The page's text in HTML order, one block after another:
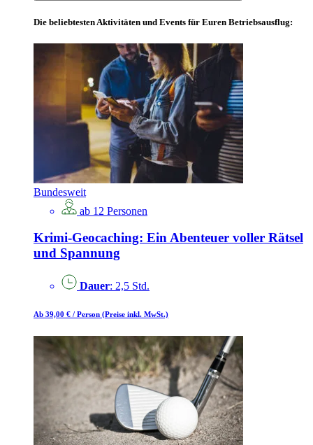
Die beliebtesten Aktivitäten und Events für Euren Betriebsausflug:
Bundesweit
ab 12 Personen
Krimi-Geocaching: Ein Abenteuer voller Rätsel
und Spannung
Dauer: 2,5 Std.
Ab 39,00 € / Person (Preise inkl. MwSt.)